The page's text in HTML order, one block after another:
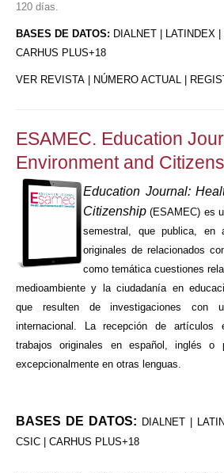
120 días.
BASES DE DATOS: DIALNET | LATINDEX |
CARHUS PLUS+18
VER REVISTA NÚMERO ACTUAL
ESAMEC. Education
Environment and
Education Journal:
Citizenship (ESAMEC) es
semestral, que publica, en
originales de relacionados
como temática cuestiones
medioambiente y la ciudadanía en
que resulten de investigaciones con
internacional. La recepción de artículos
trabajos originales en español, inglés o
excepcionalmente en otras lenguas.
BASES DE DATOS: DIALNET |
CSIC | CARHUS PLUS+18